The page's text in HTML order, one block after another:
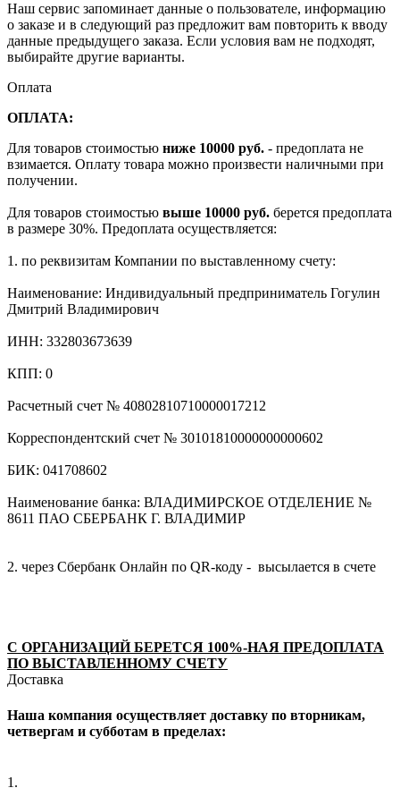
Наш сервис запоминает данные о пользователе, информацию
о заказе и в следующий раз предложит вам повторить к вводу
данные предыдущего заказа. Если условия вам не подходят,
выбирайте другие варианты.
Оплата
ОПЛАТА:
Для товаров стоимостью ниже 10000 руб. - предоплата не
взимается. Оплату товара можно произвести наличными при
получении.
Для товаров стоимостью выше 10000 руб. берется предоплата
в размере 30%. Предоплата осуществляется:
1. по реквизитам Компании по выставленному счету:
Наименование: Индивидуальный предприниматель Гогулин
Дмитрий Владимирович
ИНН: 332803673639
КПП: 0
Расчетный счет № 40802810710000017212
Корреспондентский счет № 30101810000000000602
БИК: 041708602
Наименование банка: ВЛАДИМИРСКОЕ ОТДЕЛЕНИЕ №
8611 ПАО СБЕРБАНК Г. ВЛАДИМИР
2. через Сбербанк Онлайн по QR-коду - высылается в счете
С ОРГАНИЗАЦИЙ БЕРЕТСЯ 100%-НАЯ ПРЕДОПЛАТА
ПО ВЫСТАВЛЕННОМУ СЧЕТУ
Доставка
Наша компания осуществляет доставку по вторникам,
четвергам и субботам в пределах:
1.